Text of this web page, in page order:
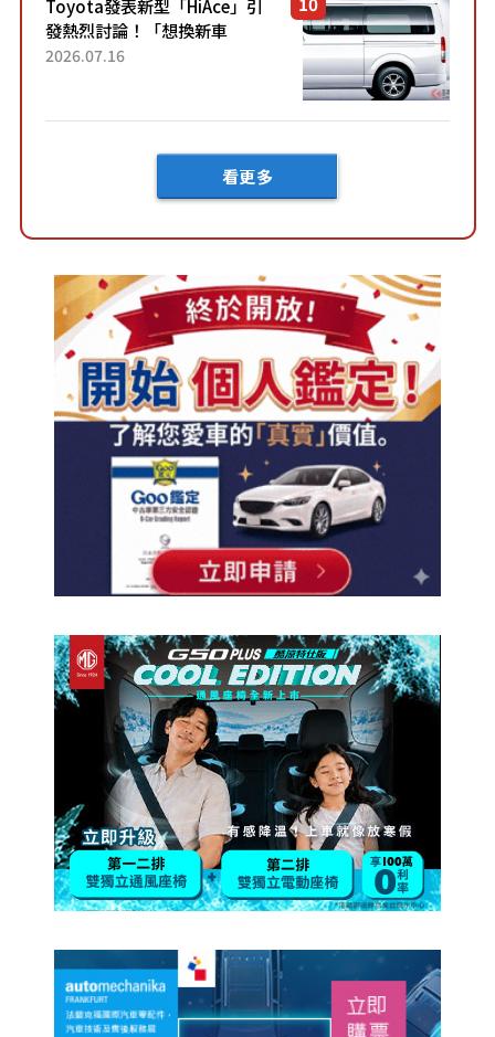
Toyota發表新型「HiAce」引
發熱烈討論！「想換新車
了！」、「根本無可挑
大改款嗎…...
2026.07.16
看更多